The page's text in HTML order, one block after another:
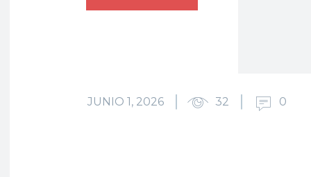
JUNIO 1, 2026 32 0